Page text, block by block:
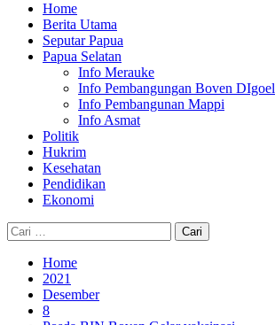
Home
Berita Utama
Seputar Papua
Papua Selatan
Info Merauke
Info Pembangungan Boven DIgoel
Info Pembangunan Mappi
Info Asmat
Politik
Hukrim
Kesehatan
Pendidikan
Ekonomi
Cari
untuk:
Home
2021
Desember
8